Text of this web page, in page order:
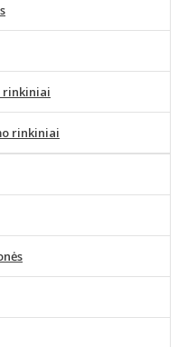
rinkiniai
rinkiniai